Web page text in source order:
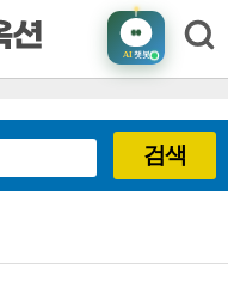
AI챗봇
검색